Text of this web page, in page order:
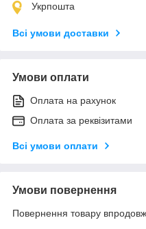
Укрпошта
Всі умови доставки
Умови оплати
Оплата на рахунок
Оплата за реквізитами
Всі умови оплати
Умови повернення
Повернення товару